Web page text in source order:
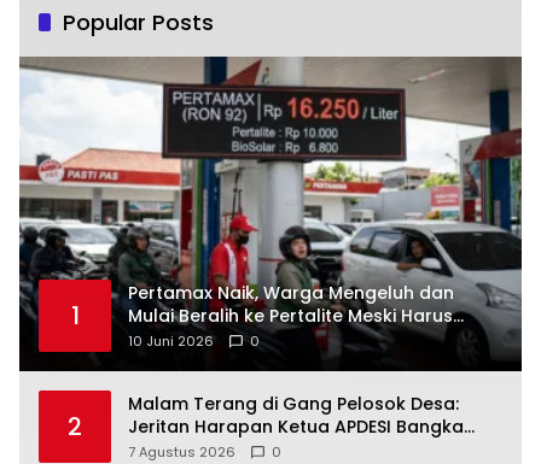
Popular Posts
1
‎Pertamax Naik, Warga Mengeluh dan
Mulai Beralih ke Pertalite Meski Harus
10 Juni 2026 0
2
Malam Terang di Gang Pelosok Desa:
Jeritan Harapan Ketua APDESI Bangka
Tengah untuk PLN Babel
7 Agustus 2026 0